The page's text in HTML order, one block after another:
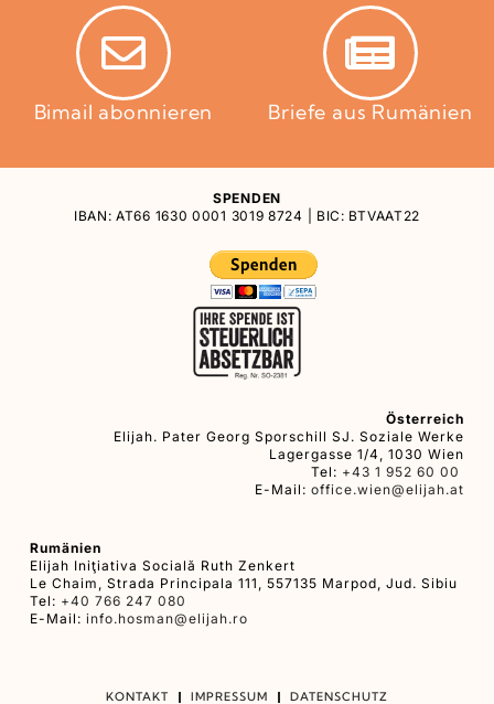
Bimail abonnieren Briefe aus Rumänien
SPENDEN
IBAN: AT66 1630 0001 3019 8724 | BIC: BTVAAT22
Österreich
Elijah. Pater Georg Sporschill SJ. Soziale Werke
Lagergasse 1/4, 1030 Wien
Tel: +43 1 952 60 00
E-Mail: office.wien@elijah.at
Rumänien
Elijah Iniţiativa Socială Ruth Zenkert
Le Chaim, Strada Principala 111, 557135 Marpod, Jud. Sibiu
Tel: +40 766 247 080
E-Mail: info.hosman@elijah.ro
KONTAKT IMPRESSUM DATENSCHUTZ